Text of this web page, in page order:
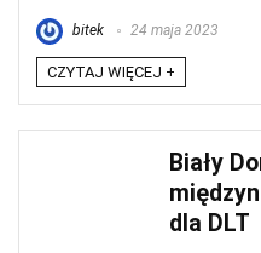
bitek 24 maja 2023
CZYTAJ WIĘCEJ +
Biały
dla DLT